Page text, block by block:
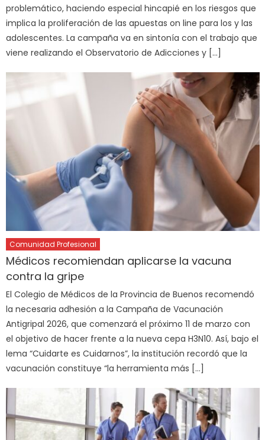
problemático, haciendo especial hincapié en los riesgos que
implica la proliferación de las apuestas on line para los y las
adolescentes. La campaña va en sintonía con el trabajo que
viene realizando el Observatorio de Adicciones y […]
Comunidad Profesional
Médicos recomiendan aplicarse la vacuna
contra la gripe
El Colegio de Médicos de la Provincia de Buenos recomendó
la necesaria adhesión a la Campaña de Vacunación
Antigripal 2026, que comenzará el próximo 11 de marzo con
el objetivo de hacer frente a la nueva cepa H3N10. Así, bajo el
lema “Cuidarte es Cuidarnos”, la institución recordó que la
vacunación constituye “la herramienta más […]